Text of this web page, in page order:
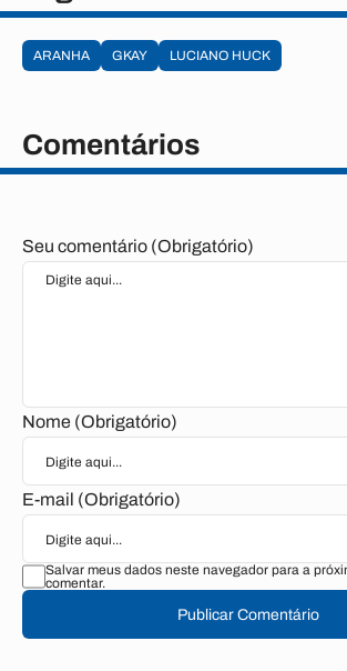
ARANHA GKAY LUCIANO HUCK
Comentários
Seu comentário (Obrigatório)
Nome (Obrigatório)
E-mail (Obrigatório)
Salvar meus dados neste navegador para a
comentar.
Publicar Comentário